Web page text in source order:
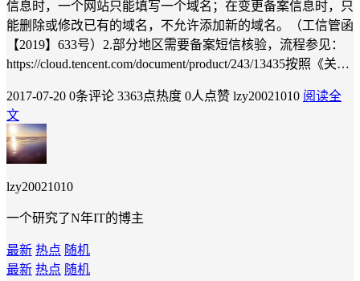
信息时，一个网站只能填写一个域名；在变更备案信息时，只
能删除或修改已有的域名，不允许添加新的域名。（工信管函
【2019】633号）2.部分地区需要备案短信核验，流程参见：
https://cloud.tencent.com/document/product/243/13435按照《关…
2017-07-20 0条评论 3363点热度 0人点赞 lzy20021010 阅读全
文
lzy20021010
一个研究了N年IT的博主
最新 热点 随机
最新 热点 随机